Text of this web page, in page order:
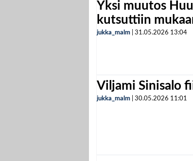
Yksi muutos
kutsuttiin
jukka_malm 31.05.2026 13:04
Viljami Sinisalo
jukka_malm 30.05.2026 11:01